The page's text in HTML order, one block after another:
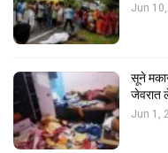
Jun
सूने
जेवरात
Jun 1,